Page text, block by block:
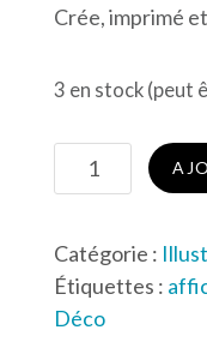
Crée, imprimé
3 en stock (peut
quantité
de
ballerine
Catégorie :
Étiquettes :
Déco